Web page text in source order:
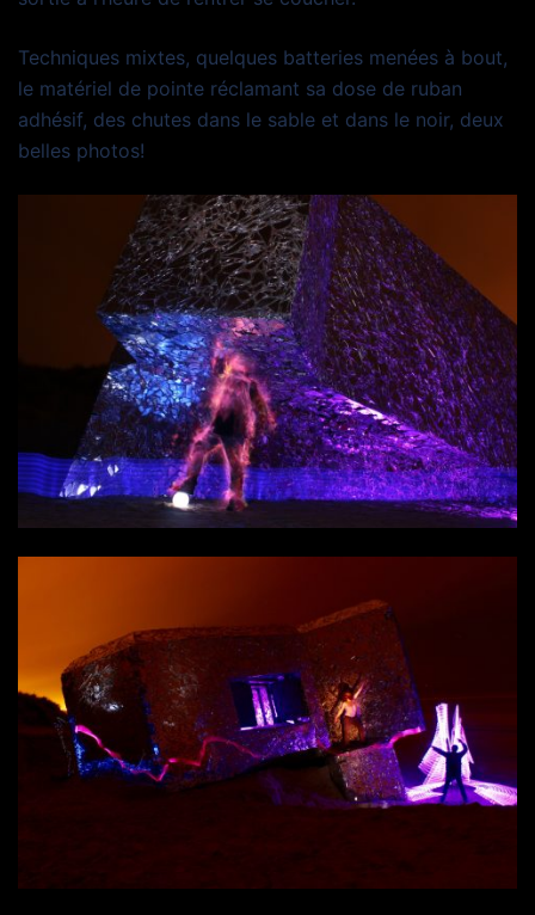
Techniques mixtes, quelques batteries menées à bout,
le matériel de pointe réclamant sa dose de ruban
adhésif, des chutes dans le sable et dans le noir, deux
belles photos!